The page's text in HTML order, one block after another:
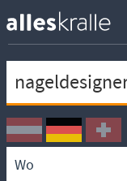
Ortssuche
Umkreissuche
Arbeitsform